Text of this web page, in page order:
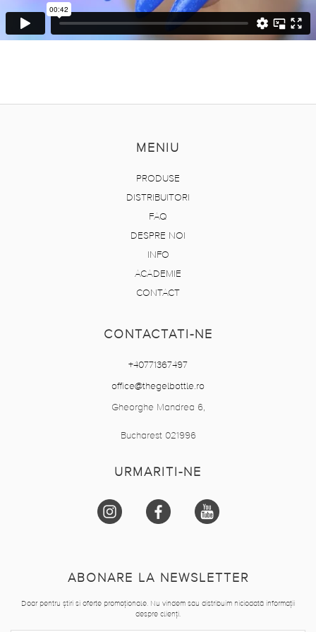
MENIU
PRODUSE
DISTRIBUITORI
FAQ
DESPRE NOI
INFO
ACADEMIE
CONTACT
CONTACTATI-NE
+40771367497
office@thegelbottle.ro
Gheorghe Mandrea 6,
Bucharest 021996
URMARITI-NE
ABONARE LA NEWSLETTER
Doar pentru știri si oferte promoționale. Nu vindem sau distribuim niciodată informații
despre clienți.